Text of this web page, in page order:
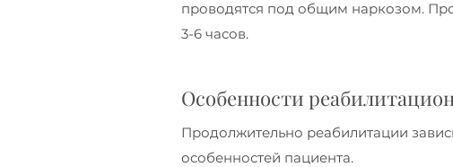
проводятся под общим наркозом.
3-6 часов.
Особенности
Продолжительно реабилитации
особенностей пациента.